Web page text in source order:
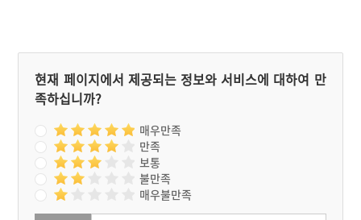
현재 페이지에서 제공되는 정보와 서비스에 대하여 만
족하십니까?
매우만족
만족
보통
불만족
매우불만족